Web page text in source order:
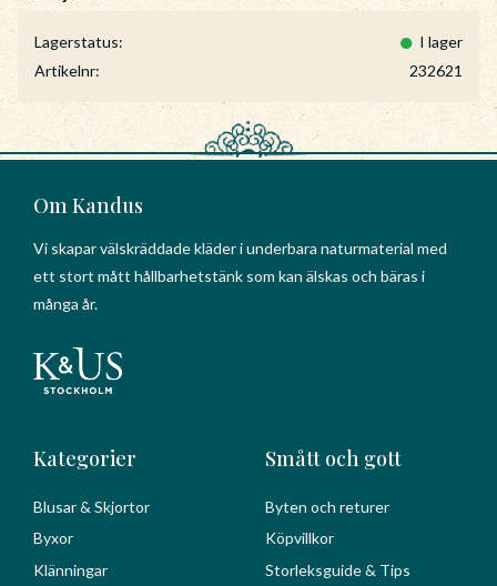
Lagerstatus
I lager
Artikelnr
232621
Om Kandus
Vi skapar välskräddade kläder i underbara naturmaterial med
ett stort mått hållbarhetstänk som kan älskas och bäras i
många år.
Kategorier
Blusar & Skjortor
Byxor
Klänningar
Smått och gott
Byten och returer
Köpvillkor
Storleksguide & Tips